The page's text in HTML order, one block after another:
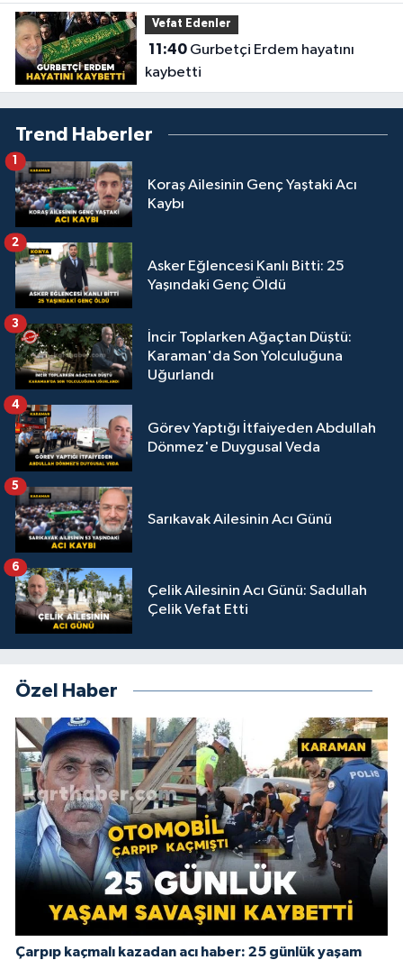
Vefat Edenler
11:40Gurbetçi Erdem hayatını
kaybetti
Trend Haberler
Koraş Ailesinin Genç Yaştaki Acı
Kaybı
1
Asker Eğlencesi Kanlı Bitti: 25
Yaşındaki Genç Öldü
2
İncir Toplarken Ağaçtan Düştü:
Karaman'da Son Yolculuğuna
Uğurlandı
3
Görev Yaptığı İtfaiyeden Abdullah
Dönmez'e Duygusal Veda
4
Sarıkavak Ailesinin Acı Günü
5
Çelik Ailesinin Acı Günü: Sadullah
Çelik Vefat Etti
6
Özel Haber
Çarpıp kaçmalı kazadan acı haber: 25 günlük yaşam